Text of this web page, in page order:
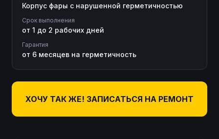
Корпус фары с нарушенной герметичностью
Срок выполнения
от 1 до 2 рабочих дней
Гарантия
от 6 месяцев на герметичность
ХОЧУ ТАК ЖЕ! ЗАПИСАТЬСЯ НА РЕМОНТ